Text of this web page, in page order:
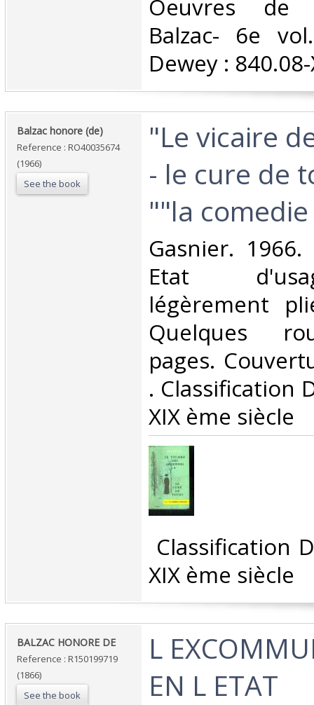
‎Oeuvres de
Balzac- 6e
Dewey :
‎Balzac honore (de)‎
Reference : RO40035674
(1966)
See the book
‎"Le vicaire
- le cure de
""la
‎Gasnier.
Etat
légèrement
Quelques
pages.
. Classification
XIX ème siècle‎
Classification
XIX ème siècle‎
‎BALZAC HONORE DE‎
Reference : R150199719
(1866)
See the book
‎L
EN L ETAT‎